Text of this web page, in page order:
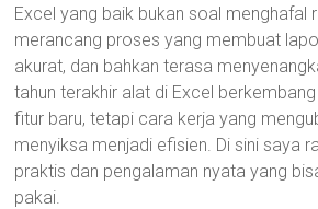
Excel yang baik bukan soal menghafal
merancang proses yang membuat
akurat, dan bahkan terasa
tahun terakhir alat di Excel
fitur baru, tetapi cara kerja yang
menyiksa menjadi efisien. Di sini saya
praktis dan pengalaman nyata yang
pakai.